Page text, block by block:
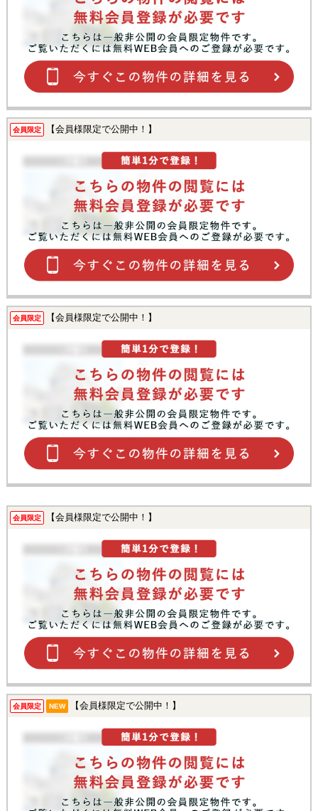
会員限定 【会員様限定で公開中！】
会員限定 【会員様限定で公開中！】
会員限定 【会員様限定で公開中！】
会員限定 NEW 【会員様限定で公開中！】